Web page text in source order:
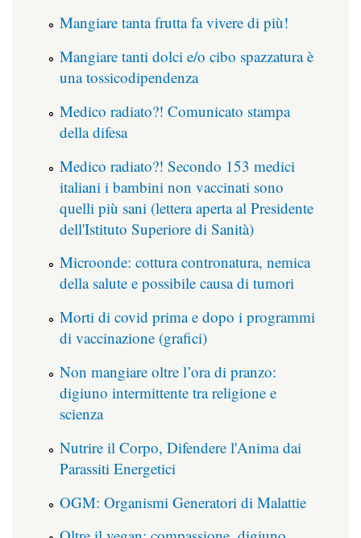
Mangiare tanta frutta fa vivere di più!
Mangiare tanti dolci e/o cibo spazzatura è
una tossicodipendenza
Medico radiato?! Comunicato stampa
della difesa
Medico radiato?! Secondo 153 medici
italiani i bambini non vaccinati sono
quelli più sani (lettera aperta al Presidente
dell'Istituto Superiore di Sanità)
Microonde: cottura contronatura, nemica
della salute e possibile causa di tumori
Morti di covid prima e dopo i programmi
di vaccinazione (grafici)
Non mangiare oltre l’ora di pranzo:
digiuno intermittente tra religione e
scienza
Nutrire il Corpo, Difendere l'Anima dai
Parassiti Energetici
OGM: Organismi Generatori di Malattie